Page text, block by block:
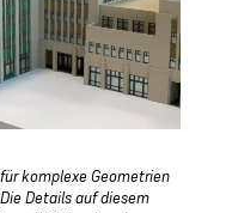
komplexe Geometrien
Details auf diesem